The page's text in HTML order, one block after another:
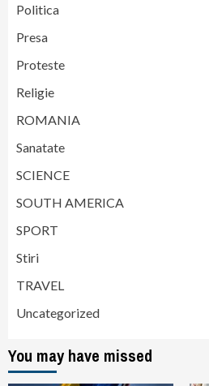
Politica
Presa
Proteste
Religie
ROMANIA
Sanatate
SCIENCE
SOUTH AMERICA
SPORT
Stiri
TRAVEL
Uncategorized
You may have missed